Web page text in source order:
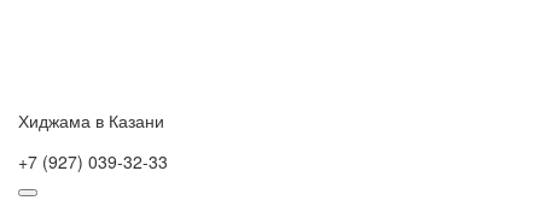
Хиджама в Казани
+7 (927) 039-32-33